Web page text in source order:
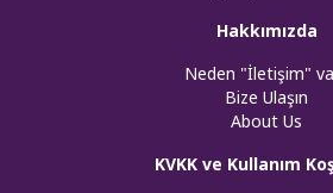
Hakkımızda
Neden "İletişim"
Bize Ulaşın
About Us
KVKK ve Kullanım